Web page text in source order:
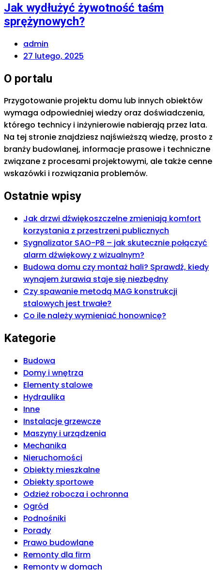
Jak wydłużyć żywotność taśm
sprężynowych?
admin
27 lutego, 2025
O portalu
Przygotowanie projektu domu lub innych obiektów
wymaga odpowiedniej wiedzy oraz doświadczenia,
którego technicy i inżynierowie nabierają przez lata.
Na tej stronie znajdziesz najświeższą wiedzę, prosto z
branży budowlanej, informacje prasowe i techniczne
związane z procesami projektowymi, ale także cenne
wskazówki i rozwiązania problemów.
Ostatnie wpisy
Jak drzwi dźwiękoszczelne zmieniają komfort
korzystania z przestrzeni publicznych
Sygnalizator SAO-P8 – jak skutecznie połączyć
alarm dźwiękowy z wizualnym?
Budowa domu czy montaż hali? Sprawdź, kiedy
wynajem żurawia staje się niezbędny
Czy spawanie metodą MAG konstrukcji
stalowych jest trwałe?
Co ile należy wymieniać honownicę?
Kategorie
Budowa
Domy i wnętrza
Elementy stalowe
Hydraulika
Inne
Instalacje grzewcze
Maszyny i urządzenia
Mechanika
Nieruchomości
Obiekty mieszkalne
Obiekty sportowe
Odzież robocza i ochronna
Ogród
Podnośniki
Porady
Prawo budowlane
Remonty dla firm
Remonty w domach